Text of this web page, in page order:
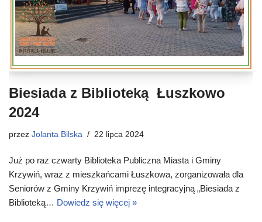
Biesiada z Biblioteką Łuszkowo
2024
przez Jolanta Bilska 22 lipca 2024
Już po raz czwarty Biblioteka Publiczna Miasta i Gminy
Krzywiń, wraz z mieszkańcami Łuszkowa, zorganizowała dla
Seniorów z Gminy Krzywiń imprezę integracyjną „Biesiada z
Biblioteką… Dowiedz się więcej »